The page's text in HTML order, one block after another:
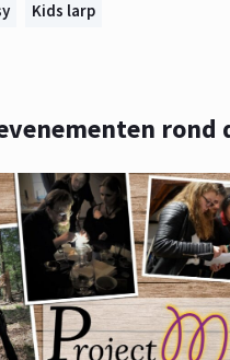
Kids larp
rond